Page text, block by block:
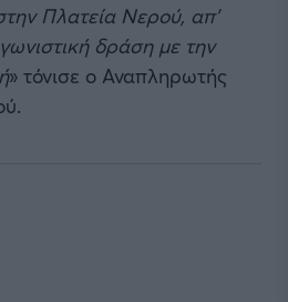
Πλατεία Νερού, απ’
δράση με την
» τόνισε ο Αναπληρωτής